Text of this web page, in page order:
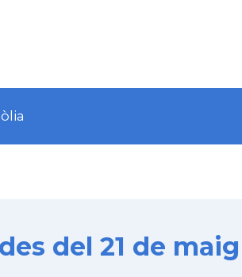
del 21 de maig